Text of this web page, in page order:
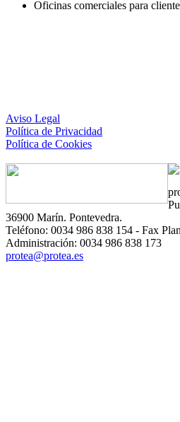
Oficinas comerciales para
Aviso Legal
Política de Privacidad
Política de Cookies
36900 Marín. Pontevedra.
Teléfono: 0034 986 838 154 - Fax
Administración: 0034 986 838 173
protea@protea.es